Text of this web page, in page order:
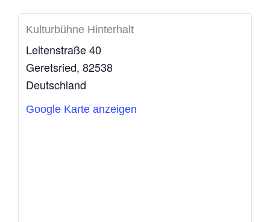
Kulturbühne Hinterhalt
Leitenstraße 40
Geretsried, 82538
Deutschland
Google Karte anzeigen